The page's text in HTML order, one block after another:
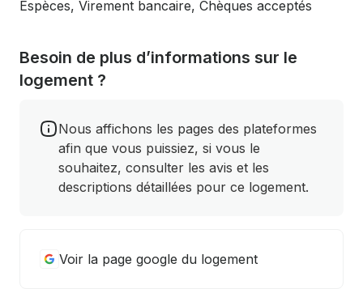
Espèces, Virement bancaire, Chèques acceptés
Besoin de plus d’informations sur le
logement ?
Nous affichons les pages des plateformes
afin que vous puissiez, si vous le
souhaitez, consulter les avis et les
descriptions détaillées pour ce logement.
Voir la page google du logement